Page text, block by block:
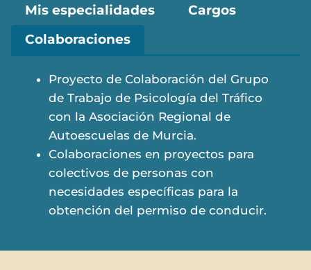
Mis especialidades
Cargos
Colaboraciones
Proyecto de Colaboración del Grupo
de Trabajo de Psicología del Tráfico
con la Asociación Regional de
Autoescuelas de Murcia.
Colaboraciones en proyectos para
colectivos de personas con
necesidades específicas para la
obtención del permiso de conducir.